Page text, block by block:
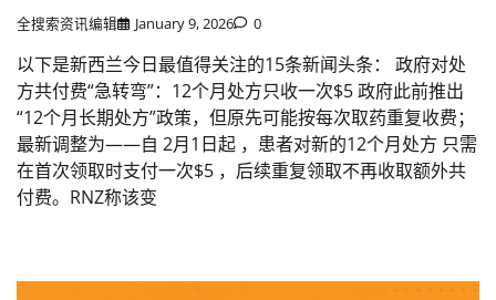
全搜索资讯编辑 January 9, 2026 0
以下是新西兰今日最值得关注的15条新闻头条： 政府对处
方共付费“急转弯”：12个月处方只收一次$5 政府此前推出
“12个月长期处方”政策，但原先可能按每次取药重复收费；
最新调整为——自 2月1日起 ，患者对新的12个月处方 只需
在首次领取时支付一次$5 ，后续重复领取不再收取额外共
付费。RNZ称该变